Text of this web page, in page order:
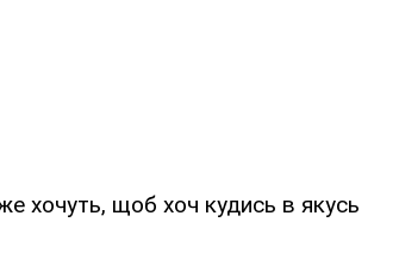
хочуть, щоб хоч кудись в якусь